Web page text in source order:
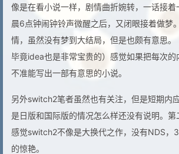
像是在看小说一样，剧情曲折婉转，一话接
晨6点钟闹钟铃声微醒之后，又闭眼接着做梦
情，虽然没有梦到大结局，但是也颇有意思。
毕竟idea也是非常宝贵的）感觉如果把每次的
不准能写出一部有意思的小说。
另外switch2笔者虽然也有关注，但是短期内
是日版和国际版的情况怎么样还没有说明。第
感觉switch2不像是大换代之作，没有NDS，
的惊艳。